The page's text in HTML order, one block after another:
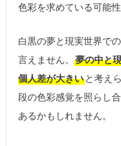
色彩を求めている可能性
白黒の夢と現実世界で
言えません。
夢の中と
個人差が大きい と考え
段の色彩感覚を照らし
あるかもしれません。